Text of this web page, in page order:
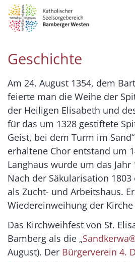
Zum Inhalt springen
Geschichte
Am 24. August 1354, dem
feierte man die Weihe der
der Heiligen Elisabeth und
für das um 1328 gestiftete
Geist, bei dem Turm im
erhaltene Chor entstand um
Langhaus wurde um das Jahr
Nach der Säkularisation
als Zucht- und Arbeitshaus.
Wiedereinweihung der
Das Kirchweihfest von St.
Bamberg als die „
August). Der Bürgerverein 4.